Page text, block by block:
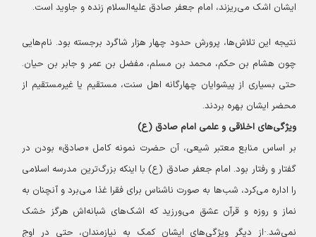
ایشان اشک می‌ریزند، امام جعفر صادق علیه‌السلام زنده و جاوید است.
نتیجه این تلاش‌ها، پرورش حدود چهار هزار شاگرد برجسته بود. نام‌هایی
چون هشام بن حکم، محمد بن مسلم، مفضل بن عمر و جابر بن حیان.
حتی بسیاری از پیشوایان چهارگانه اهل سنت، مستقیم یا غیرمستقیم از
محضر ایشان بهره بردند.
ویژگی‌های اخلاقی و علمی امام صادق (ع)
بر اساس منابع معتبر شیعی، آن حضرت نمونه کامل «صادق» بودن در
گفتار و رفتار بود. امام جعفر صادق (ع) با اینکه بزرگ‌ترین مدرسه اسلامی
را اداره می‌کرد، شب‌ها به صورت ناشناس برای فقرا غذا می‌برد و آنچنان به
نماز و روزه و قرآن عشق می‌ورزید که اشک‌های شبانه‌اش هرگز خشک
نمی‌شد.·از دیگر ویژگی‌های ایشان کمک به نیازمندان، حتی در اوج